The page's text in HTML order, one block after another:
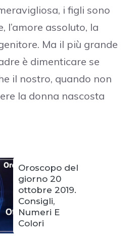
i figli sono
l’amore assoluto, la
Ma il più grande
è dimenticare se
il nostro, quando non
la donna nascosta
Oroscopo del
giorno 20
ottobre 2019.
Consigli,
Numeri E
Colori